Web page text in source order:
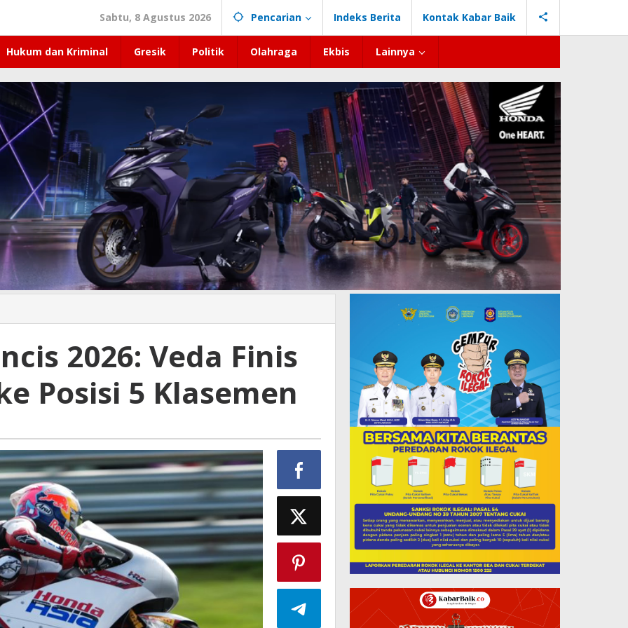
Sabtu, 8 Agustus 2026 Pencarian Indeks Berita Kontak Kabar Baik
Hukum dan Kriminal Gresik Politik Olahraga Ekbis Lainnya
2026: Veda Finis
Posisi 5 Klasemen